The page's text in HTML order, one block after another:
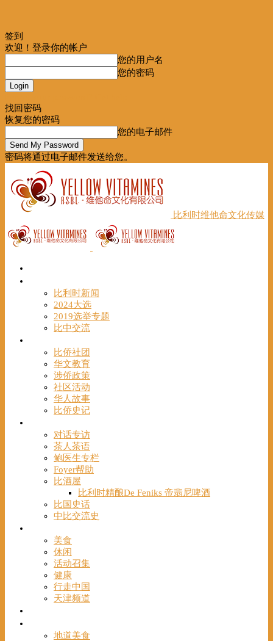
签到
欢迎！登录你的帐户
您的用户名
您的密码
找回密码
恢复您的密码
您的电子邮件
密码将通过电子邮件发送给您。
比利时维他命文化传媒
比利时新闻
2024大选
2019选举专题
比中交流
比侨社团
华文教育
涉侨政策
社区活动
华人故事
比侨史记
对话专访
茶人茶语
鲍医生专栏
Foyer帮助
比酒屋
比利时精酿De Feniks 帝翡尼啤酒
比国史话
中比交流史
美食
休闲
活动召集
健康
行走中国
天津频道
地道美食